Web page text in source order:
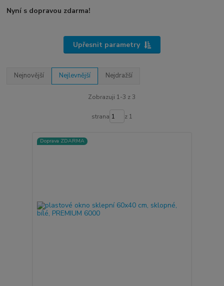
Nyní s dopravou zdarma!
Upřesnit parametry
Nejnovější Nejlevnější Nejdražší
Zobrazuji 1-3 z 3
strana z 1
Doprava ZDARMA